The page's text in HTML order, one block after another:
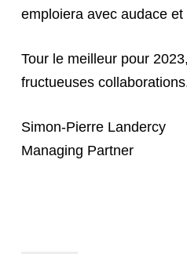
emploiera avec audace
Tour le meilleur pour
fructueuses
Simon-Pierre Landercy
Managing Partner